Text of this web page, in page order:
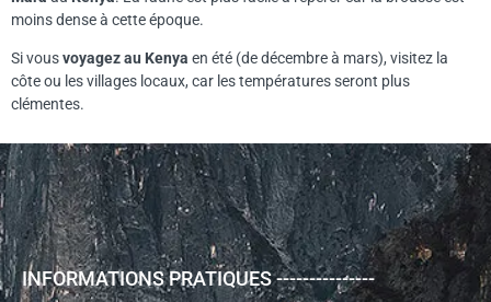
moins dense à cette époque.
Si vousvoyagez au Kenya en été (de décembre à mars), visitez la
côte ou les villages locaux, car les températures seront plus
clémentes.
INFORMATIONS PRATIQUES ---------------